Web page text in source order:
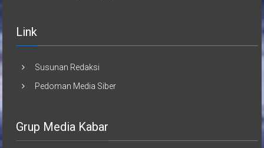
Link
Susunan Redaksi
Pedoman Media Siber
Grup Media Kabar